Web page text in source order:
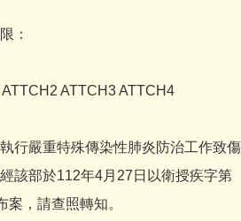
：
ATTCH3 ATTCH4
行嚴重特殊傳染性肺炎防治工作致傷
該部於112年4月27日以衛授疾字第
，請查照轉知。